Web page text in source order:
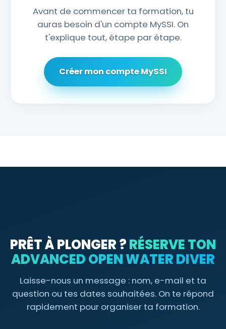
Avant de commencer ta formation, tu
auras besoin d'un compte MySSI. On
t'explique tout, étape par étape.
Créer mon compte MySSI
PRÊT À PLONGER ?RÉSERVE TON
ADVANCED OPEN WATER DIVER
Laisse-nous un message : nom, e-mail et ta
question ou tes dates souhaitées. On te répond
rapidement pour organiser ta formation.